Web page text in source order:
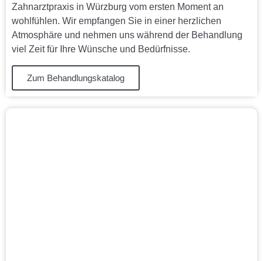
Zahnarztpraxis in Würzburg vom ersten Moment an
wohlfühlen. Wir empfangen Sie in einer herzlichen
Atmosphäre und nehmen uns während der Behandlung
viel Zeit für Ihre Wünsche und Bedürfnisse.
Zum Behandlungskatalog